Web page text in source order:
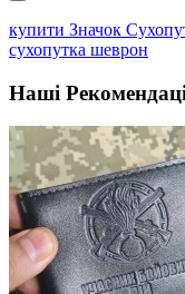
купити Значок
сухопутка шеврон
Наші